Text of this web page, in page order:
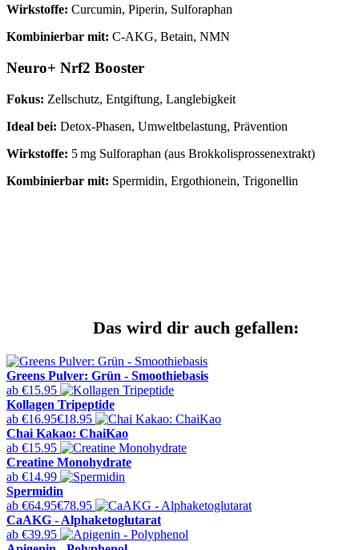
Wirkstoffe: Curcumin, Piperin, Sulforaphan
Kombinierbar mit: C-AKG, Betain, NMN
Neuro+ Nrf2 Booster
Fokus: Zellschutz, Entgiftung, Langlebigkeit
Ideal bei: Detox-Phasen, Umweltbelastung, Prävention
Wirkstoffe: 5 mg Sulforaphan (aus Brokkolisprossenextrakt)
Kombinierbar mit: Spermidin, Ergothionein, Trigonellin
Das wird dir auch gefallen:
Greens Pulver: Grün - Smoothiebasis
ab €15.95
Kollagen Tripeptide
ab €16.95€18.95
Chai Kakao: ChaiKao
ab €15.95
Creatine Monohydrate
ab €14.99
Spermidin
ab €64.95€78.95
CaAKG - Alphaketoglutarat
ab €39.95